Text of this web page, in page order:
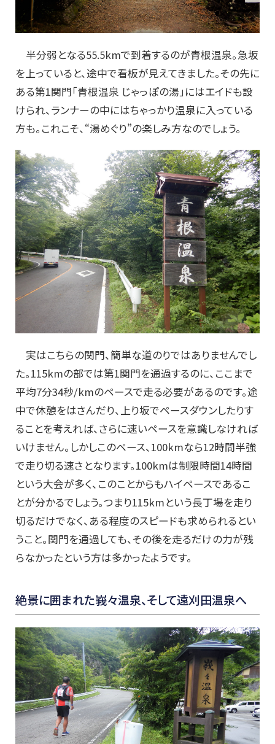
半分弱となる55.5kmで到着するのが青根温泉。急坂
を上っていると、途中で看板が見えてきました。その先に
ある第1関門「青根温泉 じゃっぽの湯」にはエイドも設
けられ、ランナーの中にはちゃっかり温泉に入っている
方も。これこそ、“湯めぐり”の楽しみ方なのでしょう。
実はこちらの関門、簡単な道のりではありませんでし
た。115kmの部では第1関門を通過するのに、ここまで
平均7分34秒/kmのペースで走る必要があるのです。途
中で休憩をはさんだり、上り坂でペースダウンしたりす
ることを考えれば、さらに速いペースを意識しなければ
いけません。しかしこのペース、100kmなら12時間半強
で走り切る速さとなります。100kmは制限時間14時間
という大会が多く、このことからもハイペースであるこ
とが分かるでしょう。つまり115kmという長丁場を走り
切るだけでなく、ある程度のスピードも求められるとい
うこと。関門を通過しても、その後を走るだけの力が残
らなかったという方は多かったようです。
絶景に囲まれた峩々温泉、そして遠刈田温泉へ